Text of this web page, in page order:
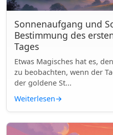
Sonnenaufgang und
Bestimmung des
Tages
Etwas Magisches hat es,
zu beobachten, wenn der
der goldene St...
Weiterlesen→